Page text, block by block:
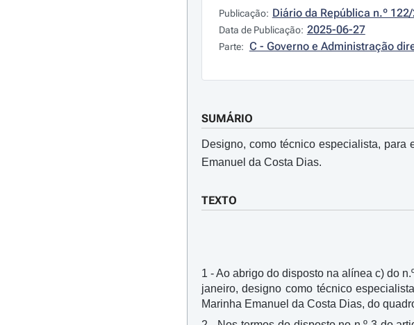
Publicação: Diário da República n.º
Data de Publicação: 2025-06-27
Parte: C - Governo e Administração
SUMÁRIO
Designo, como técnico especialista, para
Emanuel da Costa Dias.
TEXTO
1 - Ao abrigo do disposto na alínea c) do
janeiro, designo como técnico
Marinha Emanuel da Costa Dias, do